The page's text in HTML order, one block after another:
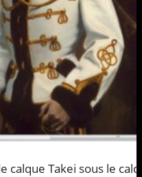
calque Takei sous le